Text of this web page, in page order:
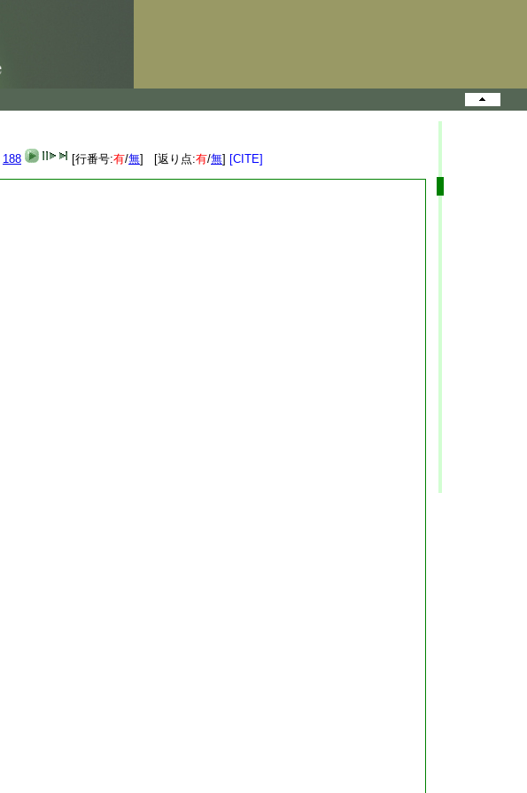
188 [行番号:有/無] [返り点:有/無] [CITE]